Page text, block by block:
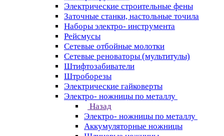
Электрические строительные фены
Заточные станки, настольные точила
Наборы электро- инструмента
Рейсмусы
Сетевые отбойные молотки
Сетевые реноваторы (мультитулы)
Штифтозабиватели
Штроборезы
Электрические гайковерты
Электро- ножницы по металлу
Назад
Электро- ножницы по металлу
Аккумуляторные ножницы